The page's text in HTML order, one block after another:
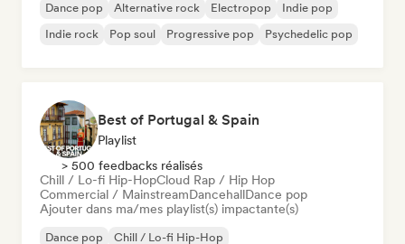
Dance pop Alternative rock Electropop
Indie pop
Indie rock
Pop soul Progressive pop Psychedelic pop
Best of Portugal & Spain
Playlist
> 500 feedbacks réalisés
Chill / Lo-fi Hip-HopCloud Rap / Hip Hop
Commercial / MainstreamDancehallDance pop
Ajouter dans ma/mes playlist(s) impactante(s)
Dance pop
Chill / Lo-fi Hip-Hop